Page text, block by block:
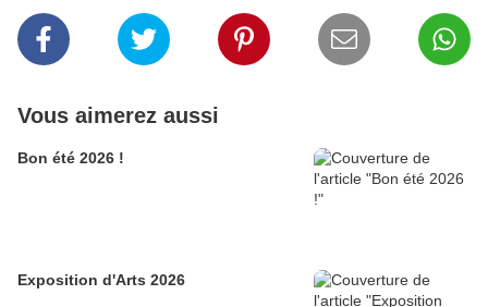
Vous aimerez aussi
Bon été 2026 !
Exposition d'Arts 2026